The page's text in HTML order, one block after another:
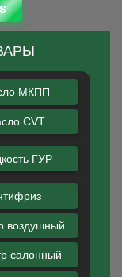
МКПП
CVT
ГУР
воздушный
салонный